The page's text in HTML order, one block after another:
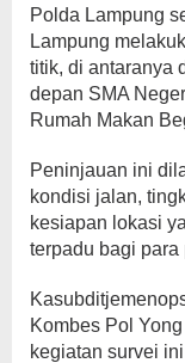
Polda Lampung
Lampung
titik, di antaranya
depan SMA
Rumah Makan
Peninjauan ini
kondisi jalan,
kesiapan lokasi
terpadu bagi para
Kombes Pol
kegiatan survei